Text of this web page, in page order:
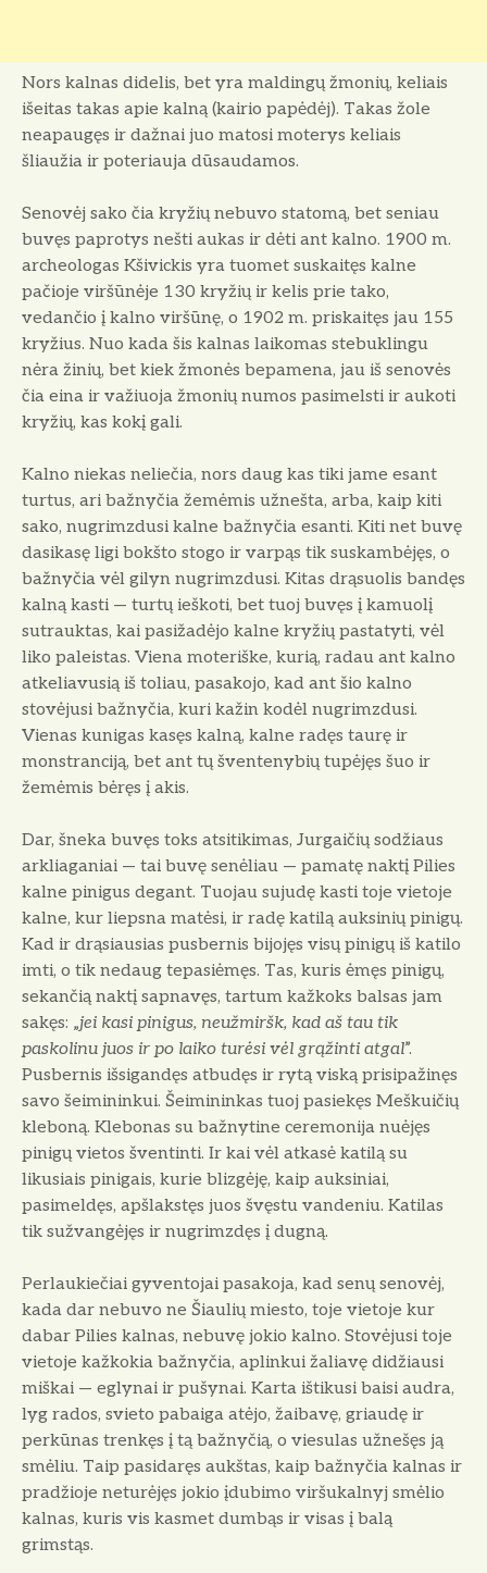
Nors kalnas didelis, bet yra maldin­gų žmonių, keliais
išeitas takas apie kal­ną (kairio papėdėj). Takas žole
neapau­gęs ir dažnai juo matosi moterys keliais
šliaužia ir poteriauja dūsaudamos.
Senovėj sako čia kryžių nebuvo statomą, bet seniau
buvęs paprotys nešti aukas ir dėti ant kalno. 1900 m.
archeologas Kšivickis yra tuomet suskaitęs kalne
pačioje viršūnėje 130 kryžių ir kelis prie tako,
vedančio į kalno viršūnę, o 1902 m. priskaitęs jau 155
kryžius. Nuo kada šis kalnas laikomas ste­buklingu
nėra žinių, bet kiek žmonės bepamena, jau iš senovės
čia eina ir važiuo­ja žmonių numos pasimelsti ir aukoti
kryžių, kas kokį gali.
Kalno niekas neliečia, nors daug kas tiki jame esant
turtus, ari bažnyčia žemėmis užnešta, arba, kaip kiti
sako, nugrimzdusi kalne bažnyčia esanti. Kiti net buvę
dasikasę ligi bokšto stogo ir varpąs tik suskambėjęs, o
bažnyčia vėl gilyn nugrimzdusi. Kitas drąsuolis ban­dęs
kalną kasti — turtų ieškoti, bet tuoj buvęs į kamuolį
sutrauktas, kai pasiža­dėjo kalne kryžių pastatyti, vėl
liko pa­leistas. Viena moteriške, kurią, radau ant kalno
atkeliavusią iš toliau, pasakojo, kad ant šio kalno
stovėjusi bažnyčia, kuri kažin kodėl nugrimzdusi.
Vienas ku­nigas kasęs kalną, kalne radęs taurę ir
monstranciją, bet ant tų šventenybių tupėjęs šuo ir
žemėmis bėręs į akis.
Dar, šneka buvęs toks atsitikimas, Jurgaičių sodžiaus
arkliaganiai — tai bu­vę senėliau — pamatę naktį Pilies
kalne pinigus degant. Tuojau sujudę kasti to­je vietoje
kalne, kur liepsna matėsi, ir radę katilą auksinių pinigų.
Kad ir drą­siausias pusbernis bijojęs visų pinigų iš katilo
imti, o tik nedaug tepasiėmęs. Tas, kuris ėmęs pinigų,
sekančią naktį sapnavęs, tartum kažkoks balsas jam
sakęs: „jei kasi pinigus, neužmiršk, kad aš tau tik
paskolinu juos ir po laiko tu­rėsi vėl grąžinti atgal”.
Pusbernis išsi­gandęs atbudęs ir rytą viską prisipažinęs
savo šeimininkui. Šeimininkas tuoj pa­siekęs Meškuičių
kleboną. Klebonas su bažnytine ceremonija nuėjęs
pinigų vie­tos šventinti. Ir kai vėl atkasė katilą su
likusiais pinigais, kurie blizgėję, kaip auksiniai,
pasimeldęs, apšlakstęs juos švęstu vandeniu. Katilas
tik sužvangėjęs ir nugrimzdęs į dugną.
Perlaukiečiai gyventojai pasakoja, kad senų senovėj,
kada dar nebuvo ne Šiaulių miesto, toje vietoje kur
dabar Pilies kalnas, nebuvę jokio kalno. Sto­vėjusi toje
vietoje kažkokia bažnyčia, aplinkui žaliavę didžiausi
miškai — eglynai ir pušynai. Karta ištikusi baisi audra,
lyg rados, svieto pabaiga atėjo, žaibavę, griaudę ir
perkūnas trenkęs į tą bažny­čią, o viesulas užnešęs ją
smėliu. Taip pasidaręs aukštas, kaip bažnyčia kalnas ir
pradžioje neturėjęs jokio įdubimo viršukalnyj smėlio
kalnas, kuris vis kasmet dumbąs ir visas į balą
grimstąs.